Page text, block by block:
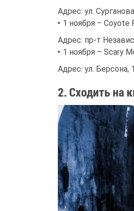
Адрес: ул.
1 ноября – Coyote
Адрес: пр-т
1 ноября – Scary
Адрес: ул. Берсона,
2. Сходить на